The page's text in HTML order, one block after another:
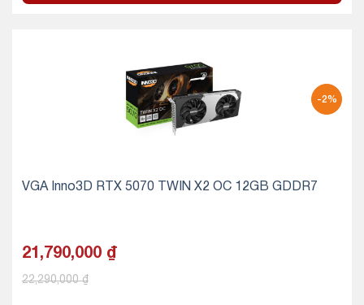
-2%
VGA Inno3D RTX 5070 TWIN X2 OC 12GB GDDR7
21,790,000 ₫
22,290,000₫